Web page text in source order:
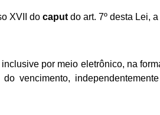
XVII docaput do art. 7º desta Lei,
por meio eletrônico, na
do vencimento,